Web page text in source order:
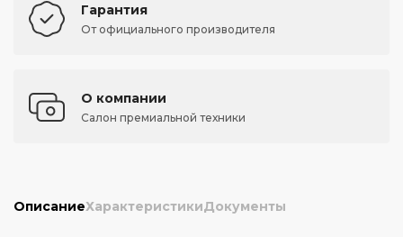
Гарантия
От официального производителя
О компании
Салон премиальной техники
ОписаниеХарактеристикиДокументы